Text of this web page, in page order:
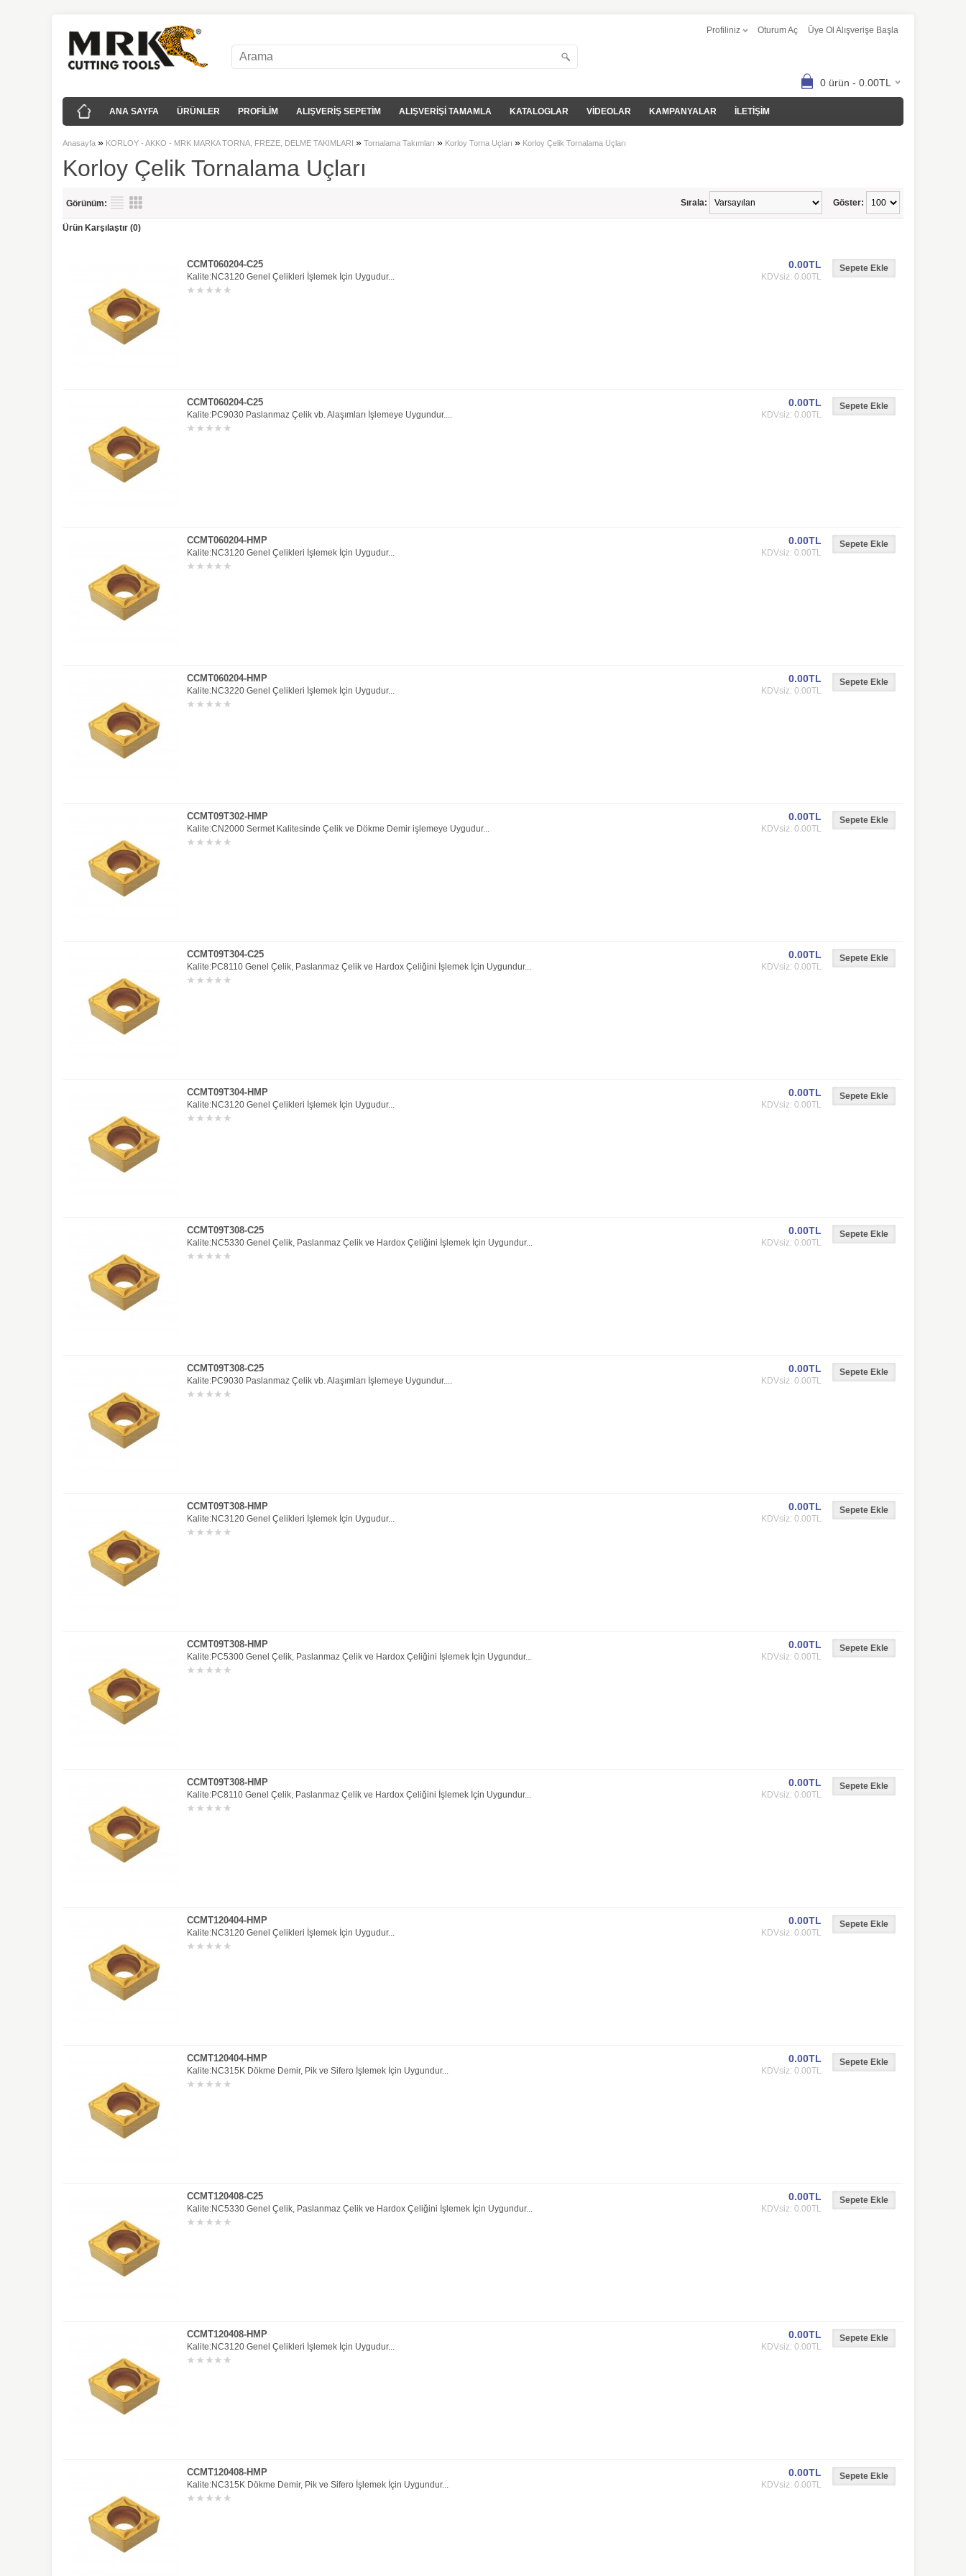
Profiliniz Oturum Aç Üye Ol Alışverişe Başla
0 ürün - 0.00TL
ANA SAYFA ÜRÜNLER PROFİLİM ALIŞVERİŞ SEPETİM ALIŞVERİŞİ TAMAMLA KATALOGLAR VİDEOLAR KAMPANYALAR İLETİŞİM
Anasayfa » KORLOY - AKKO - MRK MARKA TORNA, FREZE, DELME TAKIMLARI » Tornalama Takımları » Korloy Torna Uçları » Korloy Çelik Tornalama Uçları
Korloy Çelik Tornalama Uçları
Görünüm: Göster:
Sırala:
Ürün Karşılaştır (0)
0.00TL
KDVsiz: 0.00TL
CCMT060204-C25
Kalite:NC3120 Genel Çelikleri İşlemek İçin Uygudur...
0.00TL
KDVsiz: 0.00TL
CCMT060204-C25
Kalite:PC9030 Paslanmaz Çelik vb. Alaşımları İşlemeye Uygundur....
0.00TL
KDVsiz: 0.00TL
CCMT060204-HMP
Kalite:NC3120 Genel Çelikleri İşlemek İçin Uygudur...
0.00TL
KDVsiz: 0.00TL
CCMT060204-HMP
Kalite:NC3220 Genel Çelikleri İşlemek İçin Uygudur...
0.00TL
KDVsiz: 0.00TL
CCMT09T302-HMP
Kalite:CN2000 Sermet Kalitesinde Çelik ve Dökme Demir işlemeye Uygudur...
0.00TL
KDVsiz: 0.00TL
CCMT09T304-C25
Kalite:PC8110 Genel Çelik, Paslanmaz Çelik ve Hardox Çeliğini İşlemek İçin Uygundur...
0.00TL
KDVsiz: 0.00TL
CCMT09T304-HMP
Kalite:NC3120 Genel Çelikleri İşlemek İçin Uygudur...
0.00TL
KDVsiz: 0.00TL
CCMT09T308-C25
Kalite:NC5330 Genel Çelik, Paslanmaz Çelik ve Hardox Çeliğini İşlemek İçin Uygundur...
0.00TL
KDVsiz: 0.00TL
CCMT09T308-C25
Kalite:PC9030 Paslanmaz Çelik vb. Alaşımları İşlemeye Uygundur....
0.00TL
KDVsiz: 0.00TL
CCMT09T308-HMP
Kalite:NC3120 Genel Çelikleri İşlemek İçin Uygudur...
0.00TL
KDVsiz: 0.00TL
CCMT09T308-HMP
Kalite:PC5300 Genel Çelik, Paslanmaz Çelik ve Hardox Çeliğini İşlemek İçin Uygundur...
0.00TL
KDVsiz: 0.00TL
CCMT09T308-HMP
Kalite:PC8110 Genel Çelik, Paslanmaz Çelik ve Hardox Çeliğini İşlemek İçin Uygundur...
0.00TL
KDVsiz: 0.00TL
CCMT120404-HMP
Kalite:NC3120 Genel Çelikleri İşlemek İçin Uygudur...
0.00TL
KDVsiz: 0.00TL
CCMT120404-HMP
Kalite:NC315K Dökme Demir, Pik ve Sifero İşlemek İçin Uygundur...
0.00TL
KDVsiz: 0.00TL
CCMT120408-C25
Kalite:NC5330 Genel Çelik, Paslanmaz Çelik ve Hardox Çeliğini İşlemek İçin Uygundur...
0.00TL
KDVsiz: 0.00TL
CCMT120408-HMP
Kalite:NC3120 Genel Çelikleri İşlemek İçin Uygudur...
0.00TL
KDVsiz: 0.00TL
CCMT120408-HMP
Kalite:NC315K Dökme Demir, Pik ve Sifero İşlemek İçin Uygundur...